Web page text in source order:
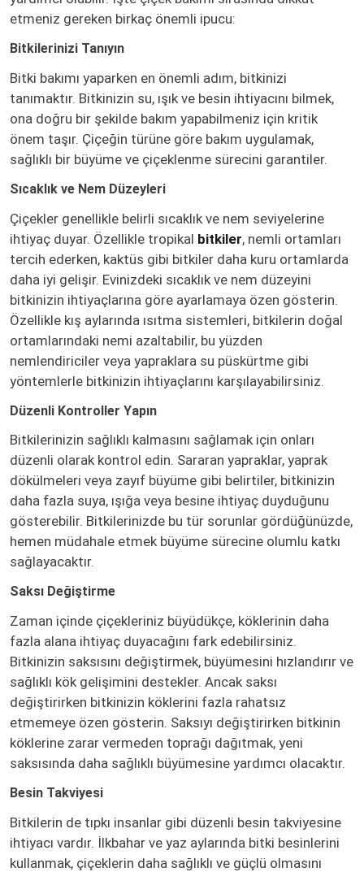
etmeniz gereken birkaç önemli ipucu:
Bitkilerinizi Tanıyın
Bitki bakımı yaparken en önemli adım, bitkinizi
tanımaktır. Bitkinizin su, ışık ve besin ihtiyacını bilmek,
ona doğru bir şekilde bakım yapabilmeniz için kritik
önem taşır. Çiçeğin türüne göre bakım uygulamak,
sağlıklı bir büyüme ve çiçeklenme sürecini garantiler.
Sıcaklık ve Nem Düzeyleri
Çiçekler genellikle belirli sıcaklık ve nem seviyelerine
ihtiyaç duyar. Özellikle tropikal bitkiler, nemli ortamları
tercih ederken, kaktüs gibi bitkiler daha kuru ortamlarda
daha iyi gelişir. Evinizdeki sıcaklık ve nem düzeyini
bitkinizin ihtiyaçlarına göre ayarlamaya özen gösterin.
Özellikle kış aylarında ısıtma sistemleri, bitkilerin doğal
ortamlarındaki nemi azaltabilir, bu yüzden
nemlendiriciler veya yapraklara su püskürtme gibi
yöntemlerle bitkinizin ihtiyaçlarını karşılayabilirsiniz.
Düzenli Kontroller Yapın
Bitkilerinizin sağlıklı kalmasını sağlamak için onları
düzenli olarak kontrol edin. Sararan yapraklar, yaprak
dökülmeleri veya zayıf büyüme gibi belirtiler, bitkinizin
daha fazla suya, ışığa veya besine ihtiyaç duyduğunu
gösterebilir. Bitkilerinizde bu tür sorunlar gördüğünüzde,
hemen müdahale etmek büyüme sürecine olumlu katkı
sağlayacaktır.
Saksı Değiştirme
Zaman içinde çiçekleriniz büyüdükçe, köklerinin daha
fazla alana ihtiyaç duyacağını fark edebilirsiniz.
Bitkinizin saksısını değiştirmek, büyümesini hızlandırır ve
sağlıklı kök gelişimini destekler. Ancak saksı
değiştirirken bitkinizin köklerini fazla rahatsız
etmemeye özen gösterin. Saksıyı değiştirirken bitkinin
köklerine zarar vermeden toprağı dağıtmak, yeni
saksısında daha sağlıklı büyümesine yardımcı olacaktır.
Besin Takviyesi
Bitkilerin de tıpkı insanlar gibi düzenli besin takviyesine
ihtiyacı vardır. İlkbahar ve yaz aylarında bitki besinlerini
kullanmak, çiçeklerin daha sağlıklı ve güçlü olmasını